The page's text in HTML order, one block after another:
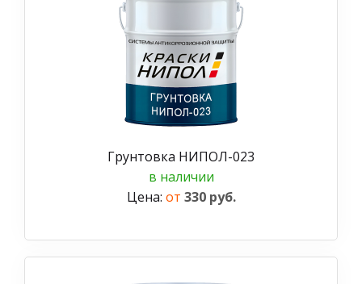
Грунтовка НИПОЛ-023
в наличии
Цена: от 330 руб.